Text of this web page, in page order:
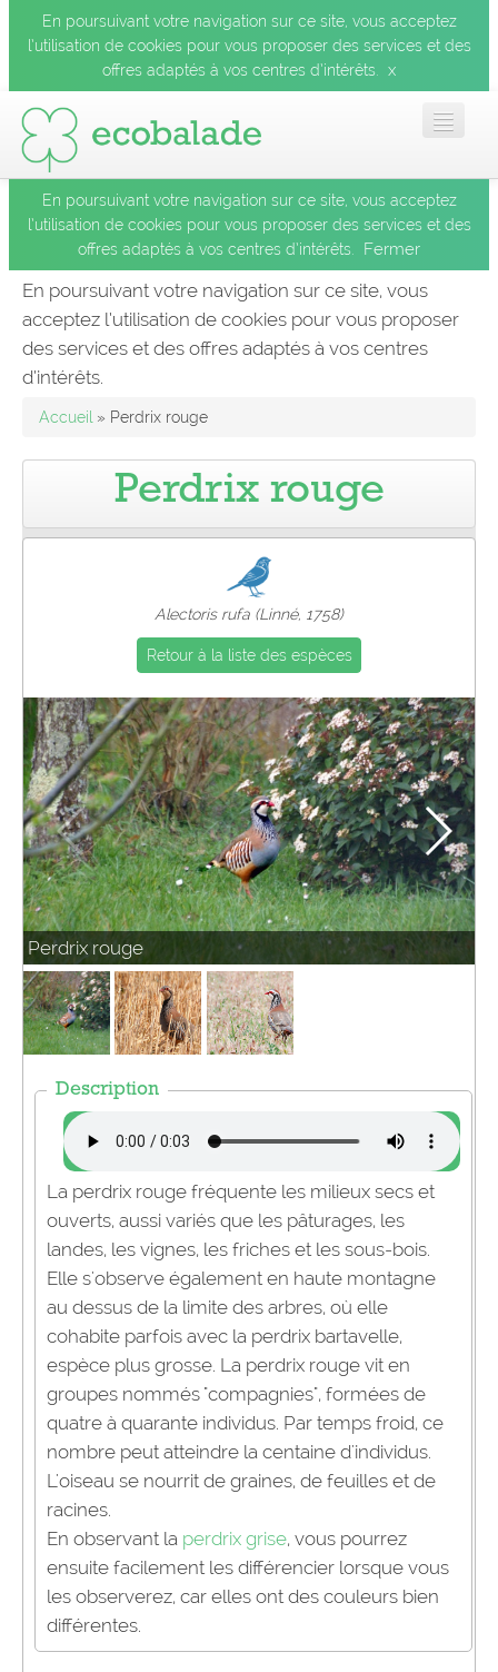
En poursuivant votre navigation sur ce site, vous acceptez
l’utilisation de cookies pour vous proposer des services et des
offres adaptés à vos centres d’intérêts.
x
Accueil
Les balades
Les espèces
Pro
En poursuivant votre navigation sur ce site, vous acceptez
l’utilisation de cookies pour vous proposer des services et des
offres adaptés à vos centres d’intérêts.
Fermer
En poursuivant votre navigation sur ce site, vous
acceptez l’utilisation de cookies pour vous proposer
des services et des offres adaptés à vos centres
d’intérêts.
Accueil » Perdrix rouge
Perdrix rouge
Alectoris rufa (Linné, 1758)
Retour à la liste des espèces
Perdrix rouge
Description
La perdrix rouge fréquente les milieux secs et
ouverts, aussi variés que les pâturages, les
landes, les vignes, les friches et les sous-bois.
Elle s'observe également en haute montagne
au dessus de la limite des arbres, où elle
cohabite parfois avec la perdrix bartavelle,
espèce plus grosse. La perdrix rouge vit en
groupes nommés "compagnies", formées de
quatre à quarante individus. Par temps froid, ce
nombre peut atteindre la centaine d'individus.
L'oiseau se nourrit de graines, de feuilles et de
racines.
En observant la perdrix grise, vous pourrez
ensuite facilement les différencier lorsque vous
les observerez, car elles ont des couleurs bien
différentes.